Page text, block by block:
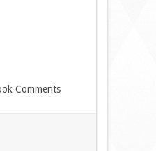
Comments